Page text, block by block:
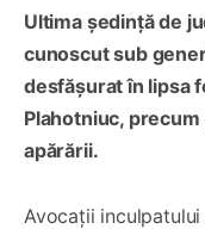
Ultima ședință de
cunoscut sub
desfășurat în lipsa
Plahotniuc,
apărării.
Avocații